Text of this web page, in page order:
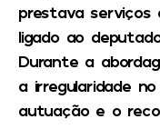
prestava
ligado ao
Durante a
a irregularidade
autuação e o